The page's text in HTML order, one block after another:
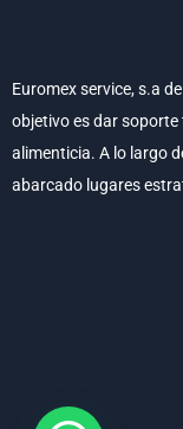
Euromex service, s.a
objetivo es dar
alimenticia. A lo largo
abarcado lugares